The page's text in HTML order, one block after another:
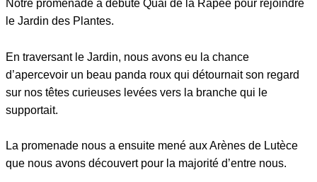
Notre promenade a débuté Quai de la Râpée pour rejoindre
le Jardin des Plantes.
En traversant le Jardin, nous avons eu la chance
d’apercevoir un beau panda roux qui détournait son regard
sur nos têtes curieuses levées vers la branche qui le
supportait.
La promenade nous a ensuite mené aux Arènes de Lutèce
que nous avons découvert pour la majorité d’entre nous.